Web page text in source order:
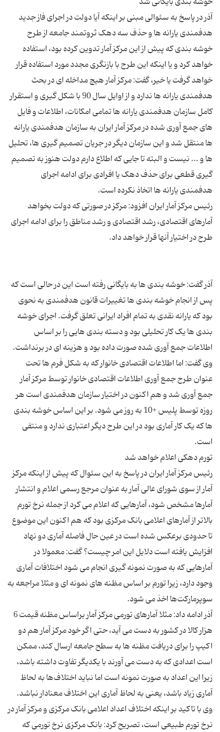
آذر در پاسخ به سئوالی مبنی بر اینکه آیا دولت در اجرای فاز جدید
هدفمندی یارانه ها و حذف سه دهک ثروتمند جامعه از طرح
خوشه بندی که پیش از این مرکز آمار تدوین کرده بود، استفاده
خواهد کرد و یا اینکه این طرح با بازنگری مجدد مورد استفاده قرار
خواهد گرفت یا خیر، گفت: مرکز آمار هیچ مداخله ای در بحث
هدفمندی یارانه ها ندارد و از اوایل سال 90 با شکل گیری و استقرار
کامل سازمان هدفمندی یارانه ها تمامی امکانات، اطلاعات و فایل
های جمع آوری شده در مرکز آمار ایران به سازمان هدفمندی یارانه
ها منتقل شد و این سازمان دیگر در جریان تصمیم گیری ها، تحلیل
ها و ... نیست و البته تا جایی که اطلاع دارم دولت هنوز به تصمیم
گیری قطعی برای حذف دهک یا افرادی برای ادامه اجرای
رئیس مرکز آمار ایران افزود: مرکز در صورتی که دولت بخواهد
آمارهای اقتصادی، رشد اقتصادی و رشد مناطق را برای ادامه اجرای
آذر گفت: خوشه بندی ها به بایگانی رفته است این در حالی است که
پس از انجام خوشه بندی ها تغییرات قانون هدفمندی به نحوی
بود که یارانه نقدی به تمام افراد ایرانی تعلق گرفت. اجرای خوشه
بندی ها یک کار تحلیلی بود و دسته بندی هایی را بر اساس
وی گفت: اما اطلاعات اقتصادی خانوار که به شکل فرم ها تحت
عنوان طرح جمع آوری اطلاعات اقتصادی خانوار توسط مرکز آمار
جمع آوری شد و هم اکنون در اختیار سازمان هدفمندی است هر
روزه توسط پلیس +10 به روز می شود. بر این اساس خوشه بندی
ها که یک کار آماری بود در این طرح دیگر اعتباری ندارد و منتفی
رئیس مرکز آمار ایران در پاسخ به این سئوال که پیش از اینکه مرکز
آمار از سوی شورای عالی آمار به عنوان مرجع رسمی اعلام و انتشار
آمارها مشخص شود، آمارهایی که اعلام می کرد از جمله نرخ تورم
بالاتر از آمارهای اعلامی بانک مرکزی بود که هم اکنون این موضوع
تا حدودی برعکس شده است در عین حال فاصله آماری دو نهاد
افزایش یافته است دلایل این امر چیست؟ گفت: معمولا در
آمارهایی که به صورت نمونه گیری انجام می شود اختلافات آماری
وجود دارد، زیرا تورم بر اساس مظنه های نمونه ای و مثلا مراجعه به
آذر ادامه داد: مثلا آمارهای تورمی مرکز آمار براساس مظنه قیمت 6
هزار کالا در کشور به دست می آید، حتی اگر خود مرکز آمار هم دو
اکیپ را برای دریافت مظنه ها به سطح جامعه ارسال کند، ممکن
است اعدادی که به دست می آورند با یکدیگر تفاوت داشته باشد،
زیرا این اعداد به صورت نمونه است اما نباید اختلاف‌ها به لحاظ
وی با تاکید بر اینکه اختلاف اعداد اعلامی بانک مرکزی و مرکز آمار در
نرخ تورم طبیعی است، تصریح کرد: بانک مرکزی نرخ تورمی که